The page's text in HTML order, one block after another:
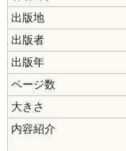
出版地
出版者
出版年
ページ数
大きさ
内容紹介